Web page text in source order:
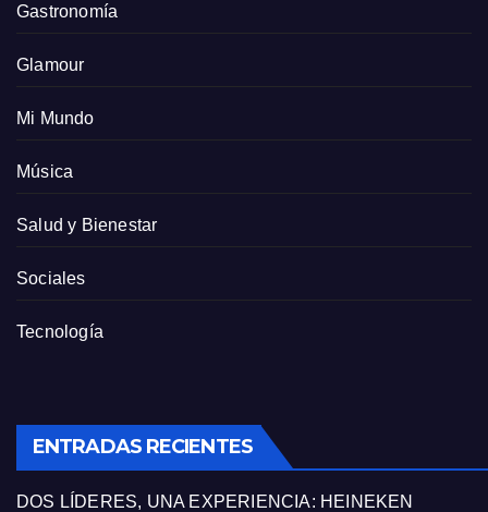
Gastronomía
Glamour
Mi Mundo
Música
Salud y Bienestar
Sociales
Tecnología
ENTRADAS RECIENTES
DOS LÍDERES, UNA EXPERIENCIA: HEINEKEN